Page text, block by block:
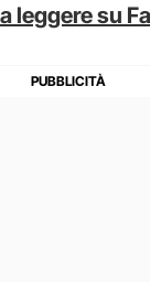
leggere su